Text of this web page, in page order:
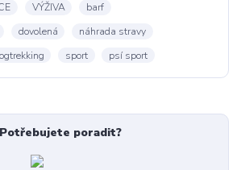
VÝŽIVA
barf
dovolená
náhrada stravy
sport psí sport
Potřebujete poradit?